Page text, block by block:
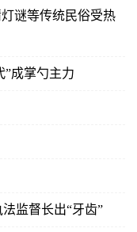
谜等传统民俗受热
”成掌勺主力
监督长出“牙齿”